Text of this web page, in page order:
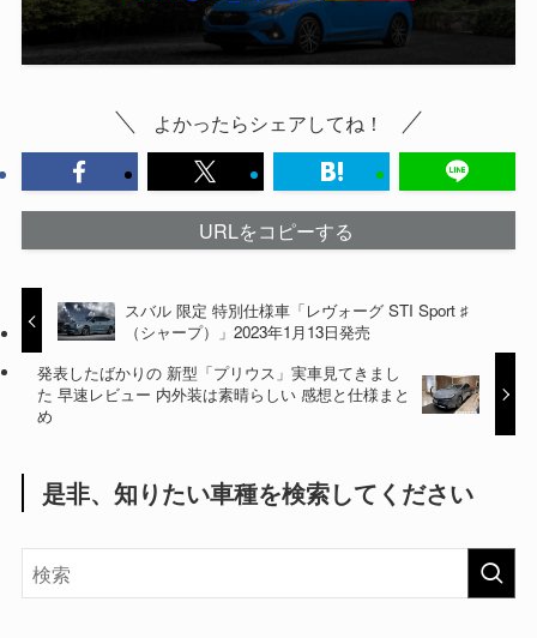
よかったらシェアしてね！
URLをコピーする
スバル 限定 特別仕様車「レヴォーグ STI Sport ♯
（シャープ）」2023年1月13日発売
発表したばかりの 新型「プリウス」実車見てきまし
た 早速レビュー 内外装は素晴らしい 感想と仕様まと
め
是非、知りたい車種を検索してください